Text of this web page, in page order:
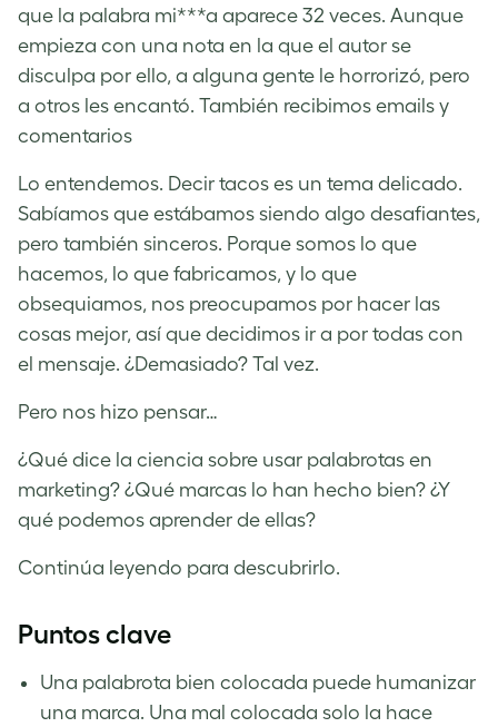
que la palabra mi***a aparece 32 veces. Aunque
empieza con una nota en la que el autor se
disculpa por ello, a alguna gente le horrorizó, pero
a otros les encantó. También recibimos emails y
comentarios
Lo entendemos. Decir tacos es un tema delicado.
Sabíamos que estábamos siendo algo desafiantes,
pero también sinceros. Porque somos lo que
hacemos, lo que fabricamos, y lo que
obsequiamos, nos preocupamos por hacer las
cosas mejor, así que decidimos ir a por todas con
el mensaje. ¿Demasiado? Tal vez.
Pero nos hizo pensar…
¿Qué dice la ciencia sobre usar palabrotas en
marketing? ¿Qué marcas lo han hecho bien? ¿Y
qué podemos aprender de ellas?
Continúa leyendo para descubrirlo.
Puntos clave
Una palabrota bien colocada puede humanizar
una marca. Una mal colocada solo la hace